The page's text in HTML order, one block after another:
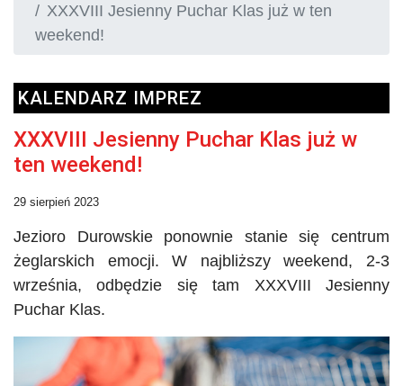
XXXVIII Jesienny Puchar Klas już w ten
weekend!
KALENDARZ IMPREZ
XXXVIII Jesienny Puchar Klas już w
ten weekend!
29 sierpień 2023
Jezioro Durowskieponownie stanie się centrum
żeglarskich emocji. W najbliższy weekend, 2-3
września, odbędzie się tam XXXVIII Jesienny
Puchar Klas.